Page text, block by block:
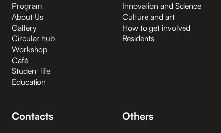
Program
About Us
Gallery
Circular hub
Workshop
Café
Student life
Education
Innovation and Science
Culture and art
How to get involved
Residents
Contacts Others